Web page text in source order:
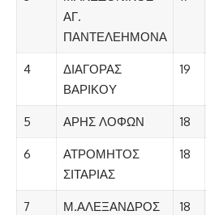
ΑΓ.
ΠΑΝΤΕΛΕΗΜΟΝΑ
4
ΔΙΑΓΟΡΑΣ
ΒΑΡΙΚΟΥ
19
5 ΑΡΗΣ ΛΟΦΩΝ 18
6
ΑΤΡΟΜΗΤΟΣ
ΣΙΤΑΡΙΑΣ
18
7
Μ.ΑΛΕΞΑΝΔΡΟΣ
18